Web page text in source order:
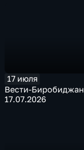
17 июля
Вести-Биробиджан
17.07.2026